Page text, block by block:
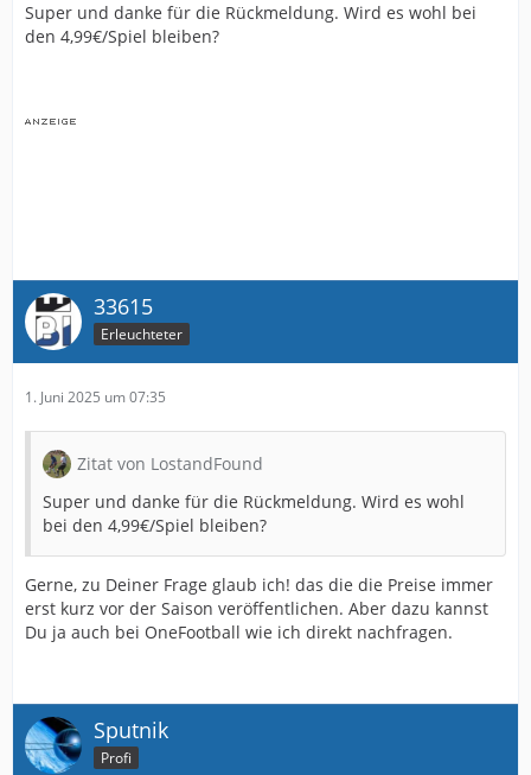
Hey!
Super und danke für die Rückmeldung. Wird es wohl bei
den 4,99€/Spiel bleiben?
33615
Erleuchteter
1. Juni 2025 um 07:35
Zitat von LostandFound
Super und danke für die Rückmeldung. Wird es wohl
bei den 4,99€/Spiel bleiben?
Gerne, zu Deiner Frage glaub ich! das die die Preise immer
erst kurz vor der Saison veröffentlichen. Aber dazu kannst
Du ja auch bei OneFootball wie ich direkt nachfragen.
Sputnik
Profi